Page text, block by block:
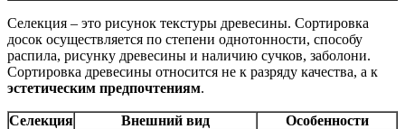
Селекция – это рисунок текстуры древесины. Сортировка
досок осуществляется по степени однотонности, способу
распила, рисунку древесины и наличию сучков, заболони.
Сортировка древесины относится не к разряду качества, а к
эстетическим предпочтениям.
Селекция Внешний вид Особенности